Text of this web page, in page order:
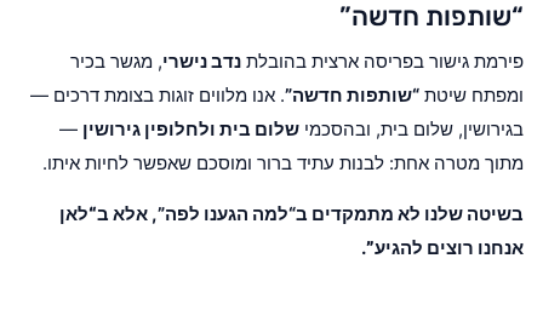
“שותפות חדשה”
פירמת גישור בפריסה ארצית בהובלת נדב נישרי, מגשר בכיר
ומפתח שיטת “שותפות חדשה”. אנו מלווים זוגות בצומת דרכים —
בגירושין, שלום בית, ובהסכמי שלום בית ולחלופין גירושין —
מתוך מטרה אחת: לבנות עתיד ברור ומוסכם שאפשר לחיות איתו.
בשיטה שלנו לא מתמקדים ב“למה הגענו לפה”, אלא ב“לאן
אנחנו רוצים להגיע”.